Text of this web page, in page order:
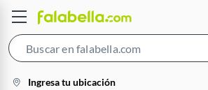
Bar
location-
Ingresa tu ubicación